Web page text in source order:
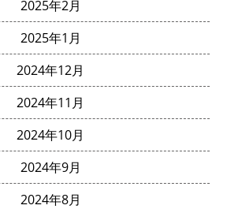
2025年2月
2025年1月
2024年12月
2024年11月
2024年10月
2024年9月
2024年8月